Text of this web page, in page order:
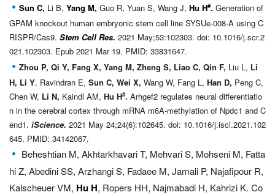
Sun C, Li B, Yang M, Guo R, Yuan S, Wang J, Hu H#. Generation of
GPAM knockout human embryonic stem cell line SYSUe-008-A using C
RISPR/Cas9. Stem Cell Res. 2021 May;53:102303. doi: 10.1016/j.scr.2
021.102303. Epub 2021 Mar 19. PMID: 33831647.
Zhou P, Qi Y, Fang X, Yang M, Zheng S, Liao C, Qin F, Liu L, Li
H, Li Y, Ravindran E, Sun C, Wei X, Wang W, Fang L, Han D, Peng C,
Chen W, Li N, Kaindl AM, Hu H#. Arhgef2 regulates neural differentiatio
n in the cerebral cortex through mRNA m6A-methylation of Npdc1 and C
end1. iScience. 2021 May 24;24(6):102645. doi: 10.1016/j.isci.2021.102
645. PMID: 34142067.
Beheshtian M, Akhtarkhavari T, Mehvari S, Mohseni M, Fatta
hi Z, Abedini SS, Arzhangi S, Fadaee M, Jamali P, Najafipour R,
Kalscheuer VM, Hu H, Ropers HH, Najmabadi H, Kahrizi K. Co